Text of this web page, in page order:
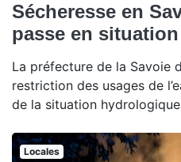
Sécheresse en
passe en
La préfecture de la Savoie
restriction des usages de
de la situation
Locales